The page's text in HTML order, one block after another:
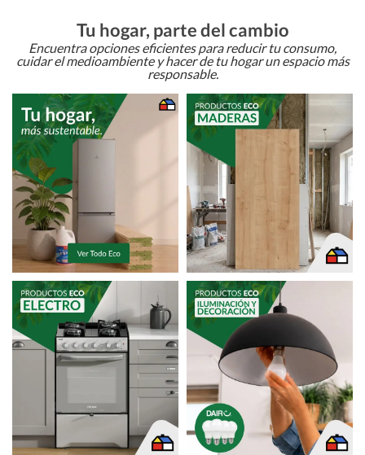
Tu hogar, parte del cambio
Encuentra opciones eficientes para reducir tu consumo,
cuidar el medioambiente y hacer de tu hogar un espacio más
responsable.